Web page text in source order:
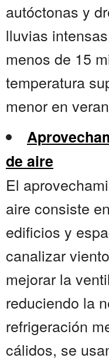
autóctonas y
lluvias
menos de 15
temperatura
menor en
de aire
El
aire consiste
edificios y
canalizar
mejorar la
reduciendo la
refrigeración
cálidos, se